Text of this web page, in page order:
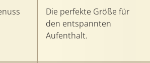
Die perfekte Größe für
den entspannten
Aufenthalt.